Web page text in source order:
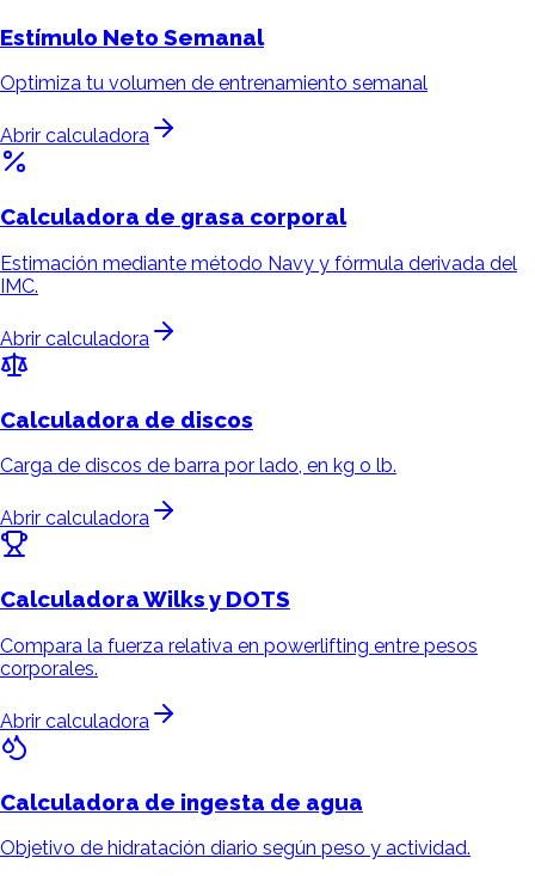
Estímulo Neto Semanal
Optimiza tu volumen de entrenamiento semanal
Abrir calculadora
Calculadora de grasa corporal
Estimación mediante método Navy y fórmula derivada del
IMC.
Abrir calculadora
Calculadora de discos
Carga de discos de barra por lado, en kg o lb.
Abrir calculadora
CalculadoraWilks y DOTS
Compara la fuerza relativa en powerlifting entre pesos
corporales.
Abrir calculadora
Calculadora de ingesta de agua
Objetivo de hidratación diario según peso y actividad.